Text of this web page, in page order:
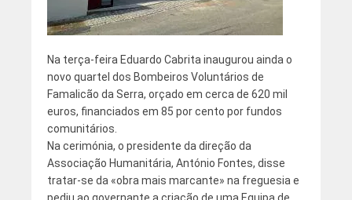
Na terça-feira Eduardo Cabrita inaugurou ainda o
novo quartel dos Bombeiros Voluntários de
Famalicão da Serra, orçado em cerca de 620 mil
euros, financiados em 85 por cento por fundos
comunitários.
Na cerimónia, o presidente da direção da
Associação Humanitária, António Fontes, disse
tratar-se da «obra mais marcante» na freguesia e
pediu ao governante a criação de uma Equipa de